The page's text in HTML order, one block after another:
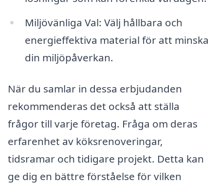
Miljövänliga Val: Välj hållbara och
energieffektiva material för att minska
din miljöpåverkan.
När du samlar in dessa erbjudanden
rekommenderas det också att ställa
frågor till varje företag. Fråga om deras
erfarenhet av köksrenoveringar,
tidsramar och tidigare projekt. Detta kan
ge dig en bättre förståelse för vilken